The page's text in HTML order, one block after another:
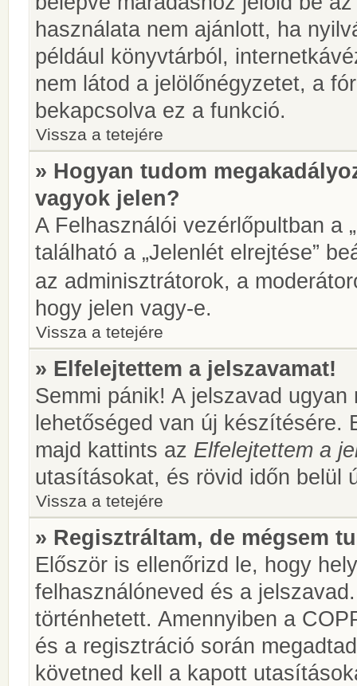
használata nem ajánlott, ha
például könyvtárból,
nem látod a jelölőnégyzetet, a
bekapcsolva ez a funkció.
Vissza a tetejére
» Hogyan tudom
vagyok jelen?
A Felhasználói vezérlőpultban a
található a „Jelenlét elrejtése”
az adminisztrátorok, a
hogy jelen vagy-e.
Vissza a tetejére
» Elfelejtettem a jelszavamat!
Semmi pánik! A jelszavad
lehetőséged van új készítésére.
majd kattints az Elfelejtettem a
utasításokat, és rövid időn belül
Vissza a tetejére
» Regisztráltam, de mégsem
Először is ellenőrizd le, hogy
felhasználóneved és a
történhetett. Amennyiben a
és a regisztráció során
követned kell a kapott